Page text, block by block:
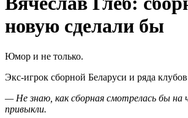
новую сделали бы
Юмор и не только.
Экс-игрок сборной Беларуси и ряда
— Не знаю, как сборная смотрелась бы на
привыкли.